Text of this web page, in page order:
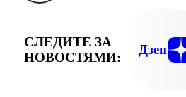
СЛЕДИТЕ ЗА
НОВОСТЯМИ:
Дзен